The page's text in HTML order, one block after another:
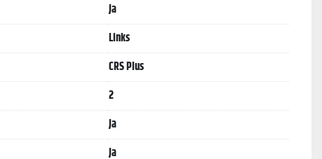
Ja
Links
CRS Plus
2
Ja
Ja